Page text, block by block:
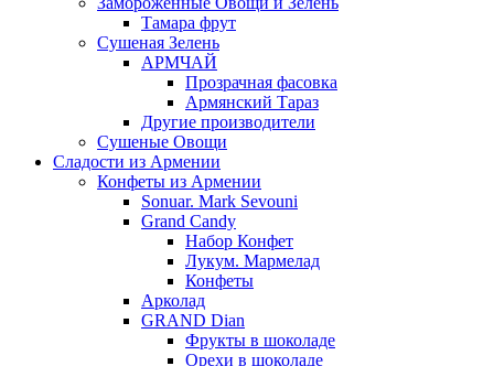
Тамара фрут
Сушеная Зелень
АРМЧАЙ
Прозрачная фасовка
Армянский Тараз
Другие производители
Сушеные Овощи
Сладости из Армении
Конфеты из Армении
Sonuar. Mark Sevouni
Grand Candy
Набор Конфет
Лукум. Мармелад
Конфеты
Арколад
GRAND Dian
Фрукты в шоколаде
Орехи в шоколаде